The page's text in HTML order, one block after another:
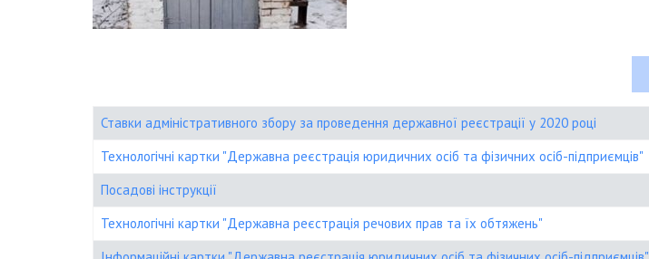
Ставки адміністративного збору за проведення державної реєстрації у 2020 році
Технологічні картки "Державна реєстрація юридичних осіб та фізичних осіб-підприємців"
Посадові інструкції
Технологічні картки "Державна реєстрація речових прав та їх обтяжень"